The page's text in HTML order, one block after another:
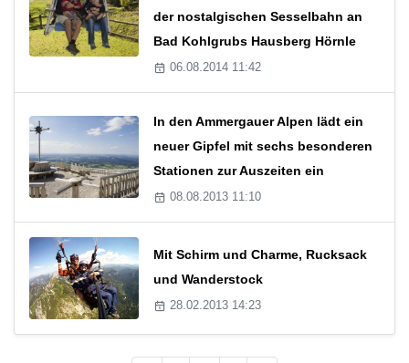
der nostalgischen Sesselbahn an
Bad Kohlgrubs Hausberg Hörnle
06.08.2014 11:42
In den Ammergauer Alpen lädt ein
neuer Gipfel mit sechs besonderen
Stationen zur Auszeiten ein
08.08.2013 11:10
Mit Schirm und Charme, Rucksack
und Wanderstock
28.02.2013 14:23